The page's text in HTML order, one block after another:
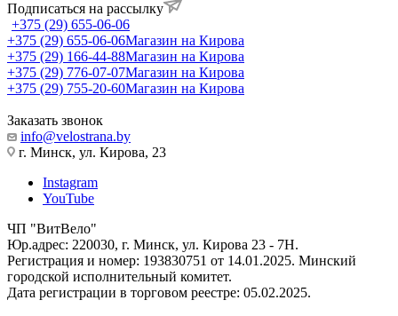
Подписаться на рассылку
+375 (29) 655-06-06
+375 (29) 655-06-06Магазин на Кирова
+375 (29) 166-44-88Магазин на Кирова
+375 (29) 776-07-07Магазин на Кирова
+375 (29) 755-20-60Магазин на Кирова
Заказать звонок
info@velostrana.by
г. Минск, ул. Кирова, 23
Instagram
YouTube
ЧП "ВитВело"
Юр.адрес: 220030, г. Минск, ул. Кирова 23 - 7Н.
Регистрация и номер: 193830751 от 14.01.2025. Минский
городской исполнительный комитет.
Дата регистрации в торговом реестре: 05.02.2025.